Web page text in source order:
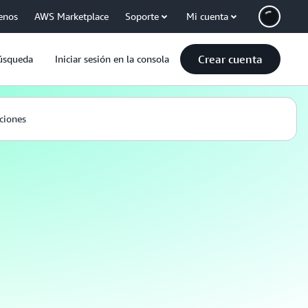
AWS Marketplace Soporte Mi cuenta
Iniciar sesión en la consola Crear cuenta